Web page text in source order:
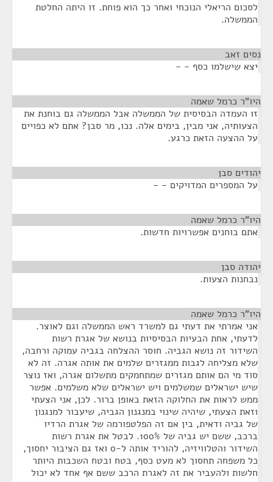
לסכום הריאלי הנוכחי ואחר כך הוא פוחת. זו היתה החלטת
הממשלה.
נסים זאב
יצא שישלמו כסף - -
היו"ר כרמל שאמה
זו העמדה הבסיסית של הממשלה אבל הממשלה גם בוחנת את
הצעותיה, אני מבין, בימים אלה. נכו, מר סבן? אתם לא כפויים
על ההצעה הזאת כרגע.
יהודים סבן
על המספרים המדויקים - -
היו"ר כרמל שאמה
אתם בוחנים אפשרויות חדשות.
יהודה סבן
נבחנות הצעות.
היו"ר כרמל שאמה
אני אמרתי את דעתי גם למשרד ראש הממשלה וגם לאוצר.
לדעתי, אחת הבעיות הבסיסיות בנושא של אגרת רשות
השידור זה נושא הגביה. חוסר ההצלחה בגביה עמוקה ורחבה,
שלא מצליחה לגבות ממגזרים שלמים את אותה אגרה. זה לא
סוד מי הם אותם מגזרים שמתחמקים מתשלום אגרה, ואז נוצר
שיש ישראלים שמשלמים ויש ישראלים שלא משלמים. אפשר
ממש לראות את החלוקה הזאת באופן ברור. לכן, אני הצעתי
וזאת הצעתי, שיהיה שינוי במנגנון הגביה, שיעבור למנגנון
של גביה ודאית, בין אם זה הפלטפורמה של אגרת הרדיו
ברכב, ששם יש גביה של 100%. לבטל את אגרת רשות
השידור והטלוויזיה, להוריד אותה ל-0 ואז גם הציבור יחסוך,
כל משפחה תחסוך לא מעט כסף, בטח ובטח השכבות היותר
חלשות ולהעביר את זה לאגרת הרכב ששם אף אחד לא יכול